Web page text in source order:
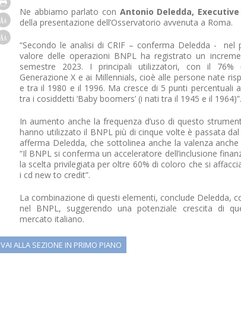
Ne abbiamo parlato con Antonio Deledda,
della presentazione dell’Osservatorio avvenuta a Roma.
“Secondo le analisi di CRIF – conferma Deledda - nel
valore delle operazioni BNPL ha registrato un
semestre 2023. I principali utilizzatori, con il 76%
Generazione X e ai Millennials, cioè alle persone nate
e tra il 1980 e il 1996. Ma cresce di 5 punti percentuali
tra i cosiddetti ‘Baby boomers’ (i nati tra il 1945 e il 1964)”.
In aumento anche la frequenza d’uso di questo
hanno utilizzato il BNPL più di cinque volte è passata
afferma Deledda, che sottolinea anche la valenza
“Il BNPL si conferma un acceleratore dell’inclusione
la scelta privilegiata per oltre 60% di coloro che si
i cd new to credit”.
La combinazione di questi elementi, conclude Deledda,
nel BNPL, suggerendo una potenziale crescita di
mercato italiano.
VAI ALLA SEZIONE IN PRIMO PIANO